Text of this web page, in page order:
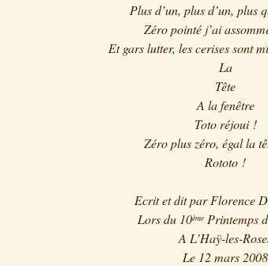
Plus d’un, plus d’un, plus
Zéro pointé j’ai
Et gars lutter, les cerises sont
La
Tête
A la fenêtre
Toto réjoui !
Zéro plus zéro, égal la
Rototo !
Ecrit et dit par Florence
Lors du 10ème Printemps
A L’Haÿ-les-
Le 12 mars 2008